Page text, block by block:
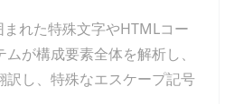
まれた特殊文字やHTMLコー
が構成要素全体を解析し、
訳し、特殊なエスケープ記号